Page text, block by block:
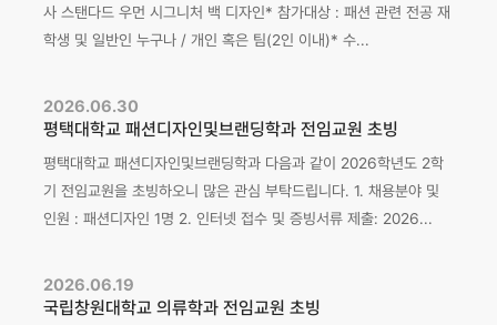
사 스탠다드 우먼 시그니처 백 디자인* 참가대상 : 패션 관련 전공 재
학생 및 일반인 누구나 / 개인 혹은 팀(2인 이내)* 수...
2026.06.30
평택대학교 패션디자인및브랜딩학과 전임교원 초빙
평택대학교 패션디자인및브랜딩학과 다음과 같이 2026학년도 2학
기 전임교원을 초빙하오니 많은 관심 부탁드립니다. 1. 채용분야 및
인원 : 패션디자인 1명 2. 인터넷 접수 및 증빙서류 제출: 2026...
2026.06.19
국립창원대학교 의류학과 전임교원 초빙